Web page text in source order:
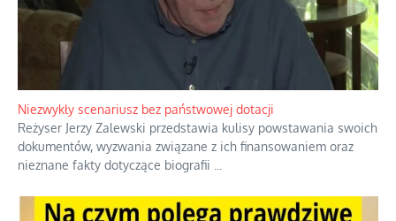
Niezwykły scenariusz bez państwowej dotacji
Reżyser Jerzy Zalewski przedstawia kulisy powstawania swoich
dokumentów, wyzwania związane z ich finansowaniem oraz
nieznane fakty dotyczące biografii